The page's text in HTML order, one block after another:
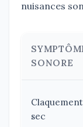
nuisances
SONORE
Claquement
sec